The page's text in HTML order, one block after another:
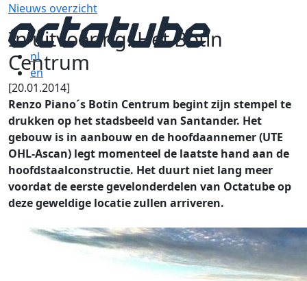
nl
en
Nieuws overzicht
In uitvoering: Het Botin
Centrum
[20.01.2014]
Renzo Piano´s Botin Centrum begint zijn stempel te
drukken op het stadsbeeld van Santander. Het
gebouw is in aanbouw en de hoofdaannemer (UTE
OHL-Ascan) legt momenteel de laatste hand aan de
hoofdstaalconstructie. Het duurt niet lang meer
voordat de eerste gevelonderdelen van Octatube op
deze geweldige locatie zullen arriveren.